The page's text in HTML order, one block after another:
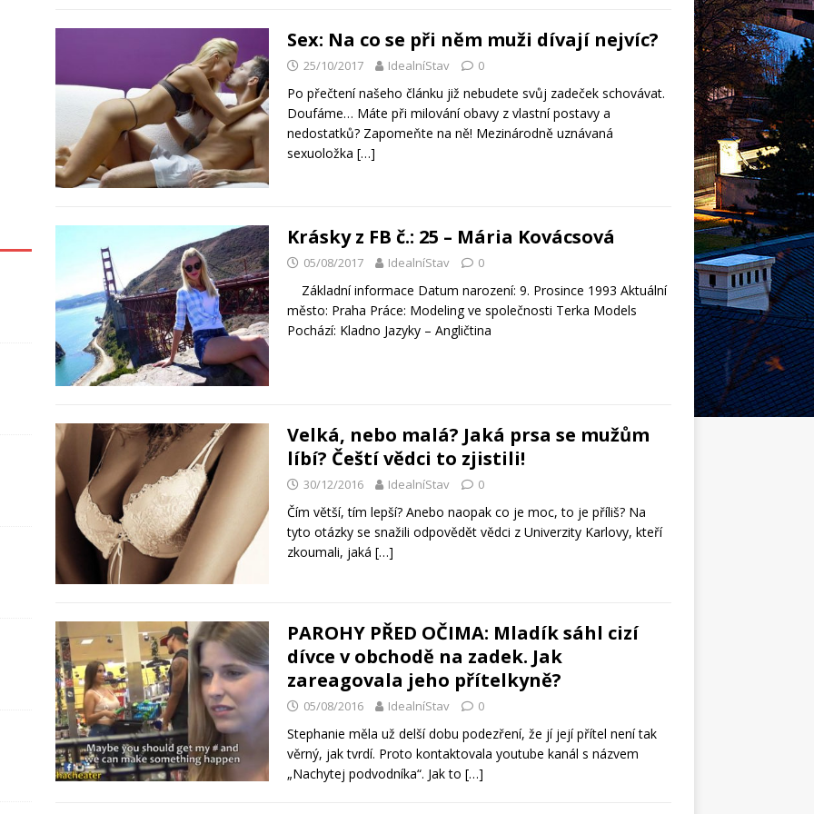
Sex: Na co se při něm muži dívají nejvíc?
25/10/2017 IdealníStav 0
Po přečtení našeho článku již nebudete svůj zadeček schovávat.
Doufáme… Máte při milování obavy z vlastní postavy a
nedostatků? Zapomeňte na ně! Mezinárodně uznávaná
sexuoložka […]
Krásky z FB č.: 25 – Mária Kovácsová
05/08/2017 IdealníStav 0
Základní informace Datum narození: 9. Prosince 1993 Aktuální
město: Praha Práce: Modeling ve společnosti Terka Models
Pochází: Kladno Jazyky – Angličtina
Velká, nebo malá? Jaká prsa se mužům
líbí? Čeští vědci to zjistili!
30/12/2016 IdealníStav 0
Čím větší, tím lepší? Anebo naopak co je moc, to je příliš? Na
tyto otázky se snažili odpovědět vědci z Univerzity Karlovy, kteří
zkoumali, jaká […]
PAROHY PŘED OČIMA: Mladík sáhl cizí
dívce v obchodě na zadek. Jak
zareagovala jeho přítelkyně?
05/08/2016 IdealníStav 0
Stephanie měla už delší dobu podezření, že jí její přítel není tak
věrný, jak tvrdí. Proto kontaktovala youtube kanál s názvem
„Nachytej podvodníka“. Jak to […]